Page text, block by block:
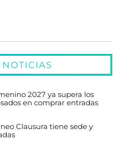
NOTICIAS
2027 ya supera los
en comprar entradas
Clausura tiene sede y